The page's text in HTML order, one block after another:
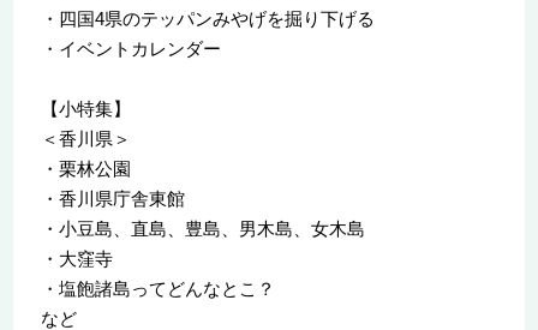
・四国4県のテッパンみやげを掘り下げる
・イベントカレンダー
【小特集】
＜香川県＞
・栗林公園
・香川県庁舎東館
・小豆島、直島、豊島、男木島、女木島
・大窪寺
・塩飽諸島ってどんなとこ？
など